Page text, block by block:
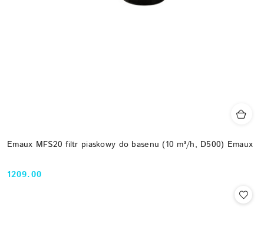
Emaux MFS20 filtr piaskowy do basenu (10 m³/h, D500) Emaux
Cena:
1209.00